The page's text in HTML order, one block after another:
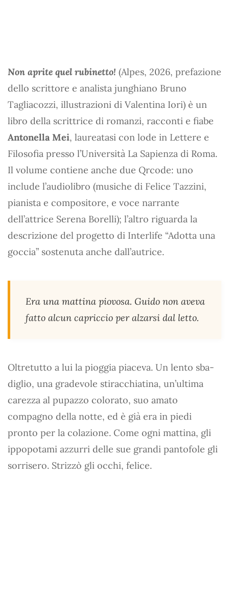
Non aprite quel rubinetto! (Alpes, 2026, prefazione
dello scrittore e analista junghiano Bruno
Tagliacozzi, illustrazioni di Valentina Iori) è un
libro della scrittrice di romanzi, racconti e fiabe
Antonella Mei, laureatasi con lode in Lettere e
Filosofia presso l’Università La Sapienza di Roma.
Il volume contiene anche due Qrcode: uno
include l’audiolibro (musiche di Felice Tazzini,
pianista e compositore, e voce narrante
dell’attrice Serena Borelli); l’altro riguarda la
descrizione del progetto di Interlife “Adotta una
goccia” sostenuta anche dall’autrice.
Era una mattina piovosa. Guido non aveva
fatto alcun capriccio per alzarsi dal letto.
Oltretutto a lui la pioggia pia­ceva. Un lento sba­
diglio, una grade­vole stiracchiatina, un’ultima
carezza al pupazzo colorato, suo amato
compagno della notte, ed è già era in piedi
pronto per la colazione. Come ogni mattina, gli
ippopotami azzurri delle sue grandi pantofole gli
sorrisero. Strizzò gli occhi, felice.